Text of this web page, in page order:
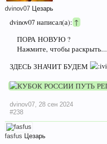
dvinov07 Цезарь
dvinov07 написал(а): ↑
ПОРА НОВУЮ ?
Нажмите, чтобы раскрыть...
ЗДЕСЬ ЗНАЧИТ БУДЕМ
dvinov07 28 сен 2024
#238
fasfus Цезарь